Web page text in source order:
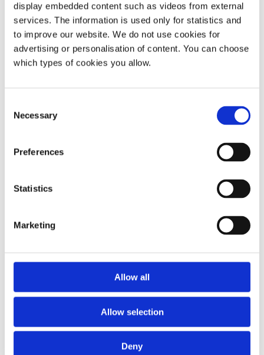
display embedded content such as videos from external
services. The information is used only for statistics and
to improve our website. We do not use cookies for
advertising or personalisation of content. You can choose
which types of cookies you allow.
Selection
Necessary
Preferences
Statistics
Marketing
Allow all
Allow selection
Deny
نرغب في مساعدة الجميع بغض النظر عن الجنس
والعمر والأصل العرقي والقدرة الوظيفية والموقف
السياسي أو الديني. ستجد معلومات مفيدة وخبرات
أنحاء الدولة
نقدم النصيحة والإرشاد.
نشارك معلومات حول المسائل الرئيسية ذات الصلة
يمكنك طرح أسئلة علينا دون الكشف عن هويتك.
خدمة الأسئلة والإجابات عبر الإنترنت
هل لديك أي أسئلة عن الاعتداء الجنسي أو العنف في
والإجابات عبر الإنترنت دون الكشف عن هويتك. يمكنك
مراسلتنا باللغة الإنجليزية إذا كنت لا تتحدث اللغة
النرويجية. في هذه الحالة، سنرد باللغة الإنجليزية؟